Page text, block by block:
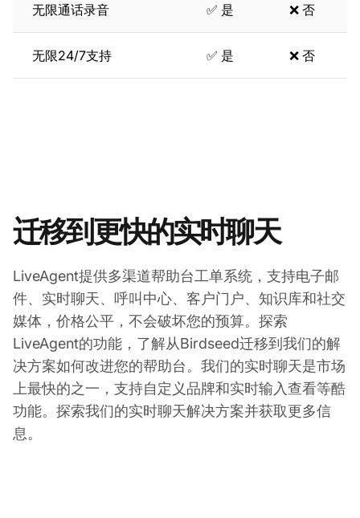
无限通话录音 ✅ 是 ❌ 否
无限24/7支持 ✅ 是 ❌ 否
迁移到更快的实时聊天
LiveAgent提供多渠道帮助台工单系统，支持电子邮
件、实时聊天、呼叫中心、客户门户、知识库和社交
媒体，价格公平，不会破坏您的预算。探索
LiveAgent的功能，了解从Birdseed迁移到我们的解
决方案如何改进您的帮助台。我们的实时聊天是市场
上最快的之一，支持自定义品牌和实时输入查看等酷
功能。探索我们的实时聊天解决方案并获取更多信
息。